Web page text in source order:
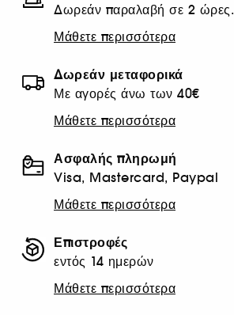
Δωρεάν παραλαβή σε 2 ώρες.
Μάθετε περισσότερα
Δωρεάν μεταφορικά
Με αγορές άνω των 40€
Μάθετε περισσότερα
Ασφαλής πληρωμή
Visa, Mastercard, Paypal
Μάθετε περισσότερα
Επιστροφές
εντός 14 ημερών
Μάθετε περισσότερα